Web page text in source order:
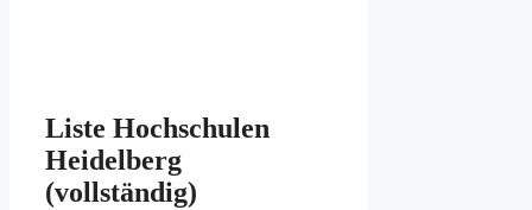
Liste Hochschulen
Heidelberg
(vollständig)